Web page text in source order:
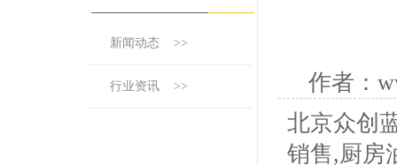
新闻动态 >>
行业资讯 >>
作者：
北京众创
销售,厨房